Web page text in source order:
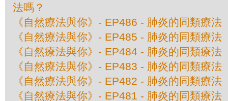
法嗎？
《自然療法與你》- EP486 - 肺炎的同類療法
《自然療法與你》- EP485 - 肺炎的同類療法
《自然療法與你》- EP484 - 肺炎的同類療法
《自然療法與你》- EP483 - 肺炎的同類療法
《自然療法與你》- EP482 - 肺炎的同類療法
《自然療法與你》- EP481 - 肺炎的同類療法